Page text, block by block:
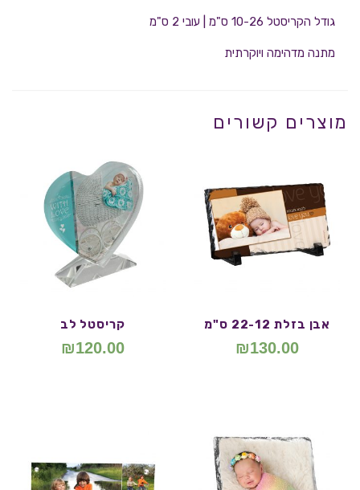
גודל הקריסטל 10-26 ס"מ | עובי 2 ס"מ
מתנה מדהימה ויוקרתית
מוצרים קשורים
אבן בזלת 22-12 ס"מ
₪130.00
קריסטל לב
₪120.00